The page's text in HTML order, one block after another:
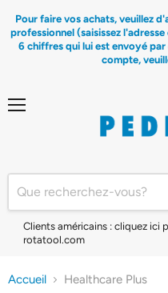
Pour faire vos achats, veuillez
professionnel (saisissez
6 chiffres qui lui est envoyé par
compte,
Clients américains : cliquez ici
rotatool.com
Accueil Healthcare Plus